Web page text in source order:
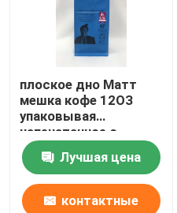
плоское дно Матт
мешка кофе 12ОЗ
упаковывая
напечатанное с
связью олова
Лучшая цена
контактные